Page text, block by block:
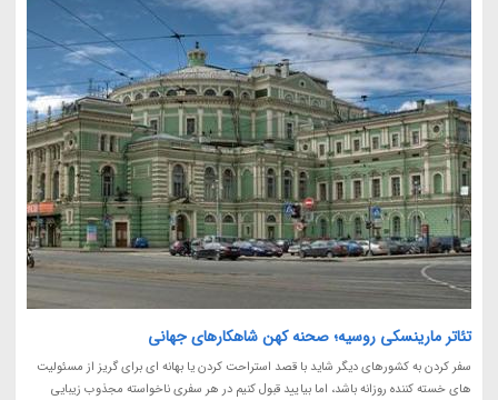
تئاتر مارینسکی روسیه؛ صحنه کهن شاهکارهای جهانی
سفر کردن به کشورهای دیگر شاید با قصد استراحت کردن یا بهانه ای برای گریز از مسئولیت
های خسته کننده روزانه باشد، اما بیایید قبول کنیم در هر سفری ناخواسته مجذوب زیبایی